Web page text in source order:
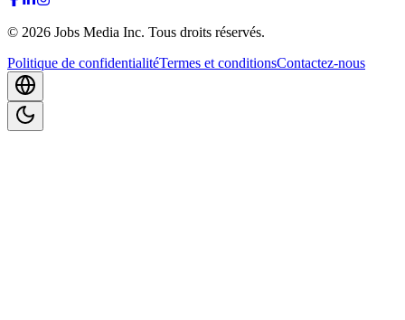
© 2026 Jobs Media Inc. Tous droits réservés.
Politique de confidentialitéTermes et conditionsContactez-nous